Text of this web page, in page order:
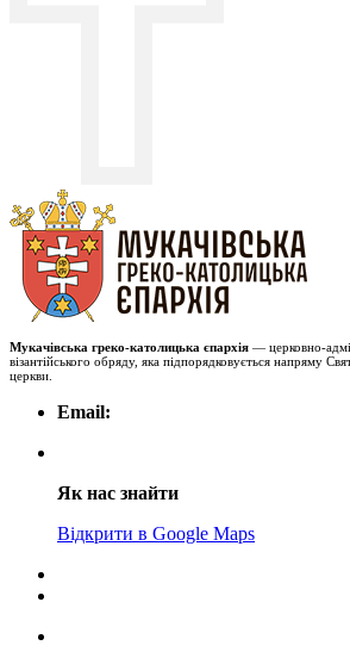
Мукачівська греко-католицька єпархія — церковно-
візантійського обряду, яка підпорядковується напряму
церкви.
Email:
Як нас знайти
Відкрити в Google Maps